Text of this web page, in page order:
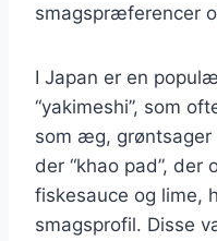
smagspræferencer
I Japan er en
“yakimeshi”, som
som æg, grøntsager
der “khao pad”, der
fiskesauce og lime,
smagsprofil. Disse